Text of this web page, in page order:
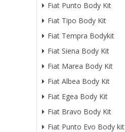
Fiat Punto Body Kit
Fiat Tipo Body Kit
Fiat Tempra Bodykit
Fiat Siena Body Kit
Fiat Marea Body Kit
Fiat Albea Body Kit
Fiat Egea Body Kit
Fiat Bravo Body Kit
Fiat Punto Evo Body kit